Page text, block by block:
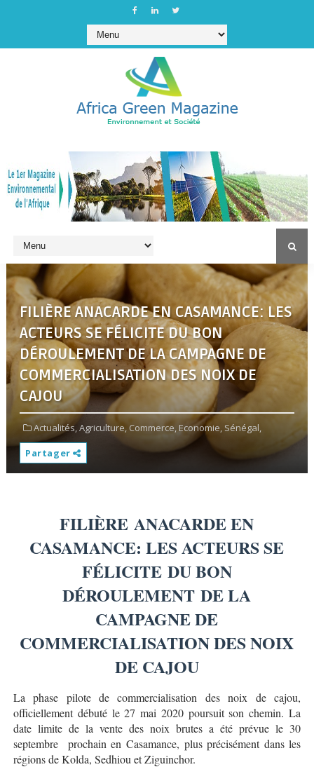
FILIÈRE ANACARDE EN CASAMANCE: LES
ACTEURS SE FÉLICITE DU BON
DÉROULEMENT DE LA CAMPAGNE DE
COMMERCIALISATION DES NOIX DE
CAJOU
Actualités,Agriculture, Commerce, Economie, Sénégal,
Partager
FILIÈRE ANACARDE EN
CASAMANCE: LES ACTEURS SE
FÉLICITEDU BON
DÉROULEMENT DE LA
CAMPAGNE DE
COMMERCIALISATION DES NOIX
DE CAJOU
La phase pilote de commercialisation des noix de cajou,
officiellement débuté le 27 mai 2020 poursuit son chemin. La
date limite de la vente des noix brutes a été prévue le 30
septembre
prochain en Casamance, plus précisément dans les
régions de Kolda, Sedhiou et Ziguinchor.